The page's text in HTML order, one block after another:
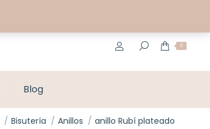
0
Blog
Bisutería Anillos anillo Rubí plateado